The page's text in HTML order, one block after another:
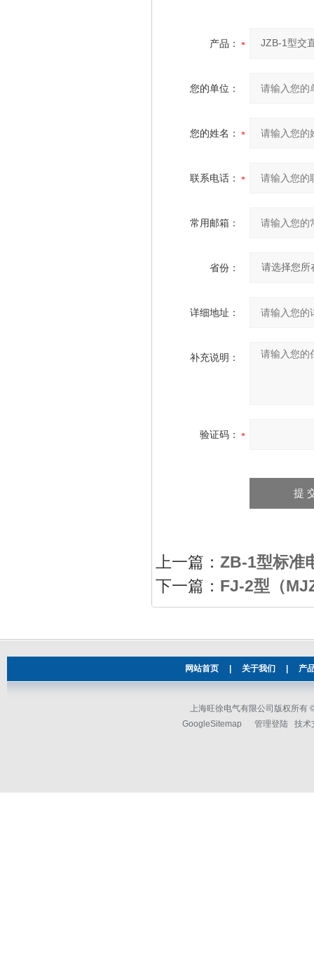
产品：
您的单位：
您的姓名：
联系电话：
常用邮箱：
省份：
详细地址：
补充说明：
验证码：
上一篇： ZB-1型标准
下一篇： FJ-2型（
网站首页 关于我们 产
上海旺徐电气有限公司版权所有
GoogleSitemap
管理登陆 技术